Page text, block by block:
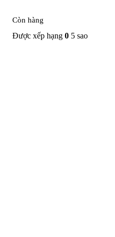
Còn hàng
Được xếp hạng 0 5 sao